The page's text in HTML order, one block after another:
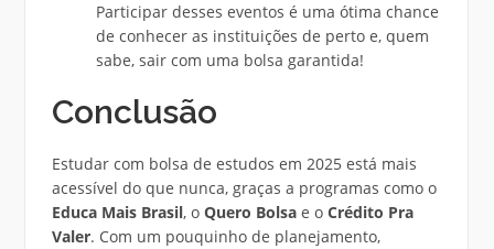
Participar desses eventos é uma ótima chance
de conhecer as instituições de perto e, quem
sabe, sair com uma bolsa garantida!
Conclusão
Estudar com bolsa de estudos em 2025 está mais
acessível do que nunca, graças a programas como o
Educa Mais Brasil, o Quero Bolsae o Crédito Pra
Valer. Com um pouquinho de planejamento,